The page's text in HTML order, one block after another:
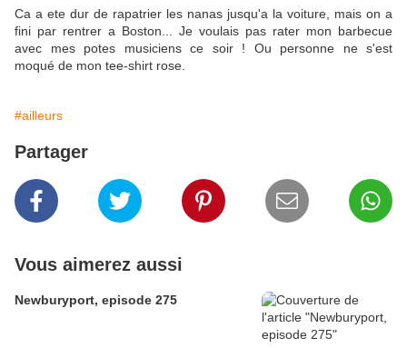
Ca a ete dur de rapatrier les nanas jusqu'a la voiture, mais on a
fini par rentrer a Boston... Je voulais pas rater mon barbecue
avec mes potes musiciens ce soir ! Ou personne ne s'est
moqué de mon tee-shirt rose.
#ailleurs
Partager
Vous aimerez aussi
Newburyport, episode 275